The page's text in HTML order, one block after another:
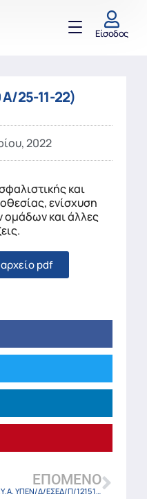
Είσοδος
25-11-22)
2022
και
ενίσχυση
ομάδων και άλλες
pdf
ΕΠΌΜΕΝΟ
Κ.Υ.Α. ΥΠΕΝ/Δ/ΕΣΕΔ/Π/121514/1435/22 (ΦΕΚ-6010 Β/25-11-22)